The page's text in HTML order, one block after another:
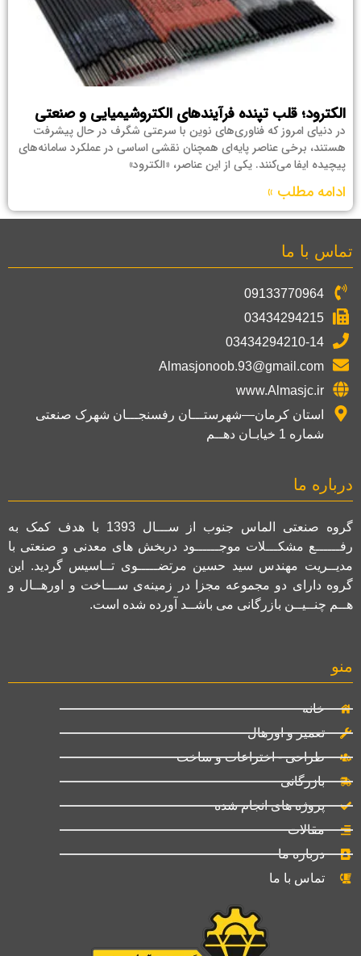
الکترود؛ قلب تپنده‌ فرآیندهای الکتروشیمیایی و صنعتی
در دنیای امروز که فناوری‌های نوین با سرعتی شگرف در حال پیشرفت
هستند، برخی عناصر پایه‌ای همچنان نقشی اساسی در عملکرد سامانه‌های
پیچیده ایفا می‌کنند. یکی از این عناصر، «الکترود»
ادامه مطلب »
تماس با ما
09133770964
03434294215
03434294210-14
Almasjonoob.93@gmail.com
www.Almasjc.ir
استان کرمان—شهرستـــان رفسنجـــان شهرک صنعتی
شماره 1 خیابـان دهــم
درباره ما
گروه صنعتی الماس جنوب از ســـال 1393 با هدف کمک به
رفــــــع مشکـــلات موجــــــود دربخش های معدنی و صنعتی با
مدیــریت مهندس سید حسین مرتضـــــوی تــاسیس گردید. این
گروه دارای دو مجموعه مجزا در زمینه‌ی ســـاخت و اورهــال و
هــم چنــیــن بازرگانی می باشــد آورده شده است.
منو
خانه
تعمیر و اورهال
طراحی - اختراعات و ساخت
بازرگانی
پروژه های انجام شده
مقالات
درباره ما
تماس با ما